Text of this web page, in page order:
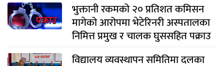
भुक्तानी रकमको २० प्रतिशत कमिसन
मागेको आरोपमा भेटेरिनरी अस्पतालका
निमित्त प्रमुख र चालक घुससहित पक्राउ
विद्यालय व्यवस्थापन समितिमा दलका